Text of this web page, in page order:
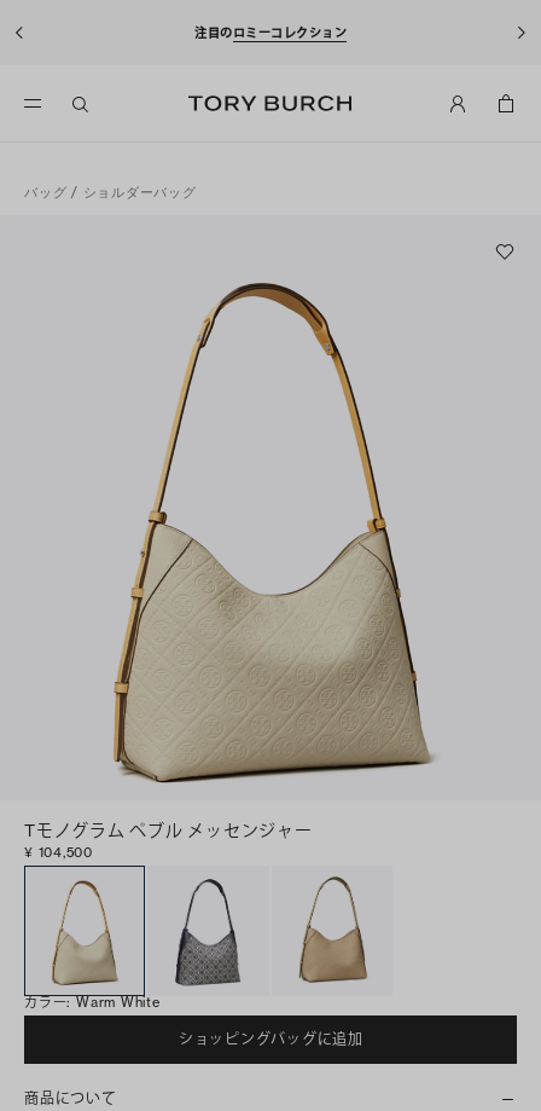
注目のロミーコレクション
バッグ / ショルダーバッグ
Tモノグラム ペブル メッセンジャー
¥ 104,500
カラー: Warm White
ショッピングバッグに追加
商品について